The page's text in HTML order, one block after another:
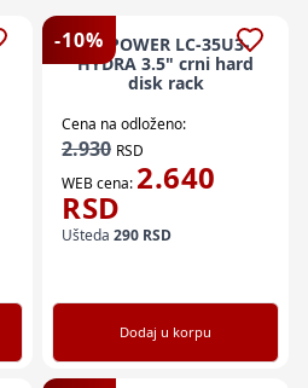
-10%
LC-POWER LC-35U3-
HYDRA 3.5" crni hard
disk rack
Cena na odloženo:
2.930 RSD
WEB cena: 2.640
RSD
Ušteda 290 RSD
Dodaj u korpu